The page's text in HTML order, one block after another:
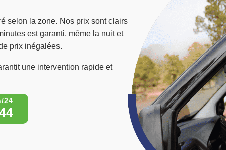
selon la zone. Nos prix sont clairs
est garanti, même la nuit et
prix inégalées.
une intervention rapide et